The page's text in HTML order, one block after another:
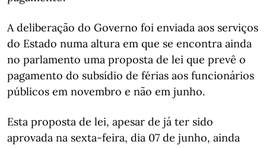
A deliberação do Governo foi enviada aos serviços
do Estado numa altura em que se encontra ainda
no parlamento uma proposta de lei que prevê o
pagamento do subsídio de férias aos funcionários
públicos em novembro e não em junho.
Esta proposta de lei, apesar de já ter sido
aprovada na sexta-feira, dia 07 de junho, ainda